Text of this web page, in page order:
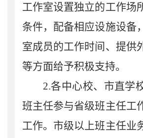
工作室设置独立的工作场
条件，配备相应设施设备
室成员的工作时间、提供
等方面给予积极支持。
2.各中心校、市直学
班主任参与省级班主任工
工作。市级以上班主任业